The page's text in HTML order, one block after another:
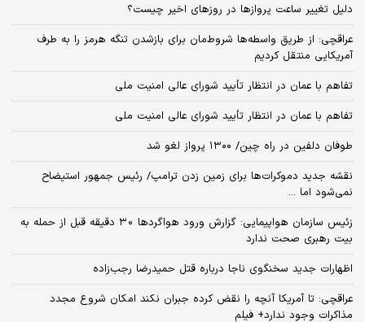
دلیل تغییر ساعت پروازها در روزهای اخیر چیست؟
عراقچی: از طریق واسطه‌ها شروط‌مان برای بازشدن تنگه هرمز را به طرف
آمریکایی منتقل کردیم
تفاهم با عمان در انتظار تأیید شورای عالی امنیت ملی
تفاهم با عمان در انتظار تأیید شورای عالی امنیت ملی
طوفان دلفین در راه چین/ ۱۳۰۰ پرواز لغو شد
نقشه جدید دموکرات‌ها برای زمین زدن ترامپ/ رئیس جمهور استیضاح
نمی‌شود اما ...
زئیس سازمان هواپیمایی: گزارش ورود هواگردها ٣٠ دقیقه قبل از حمله به
بیت رهبری صحت ندارد
اظهارات جدید سخنگوی ناجا درباره قتل حمیدرضا رجب‌زاده
عراقچی: تا آمریکا آنچه را نقض کرده جبران نکند امکان شروع مجدد
مذاکرات وجود ندارد+ فیلم